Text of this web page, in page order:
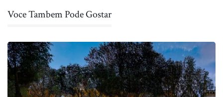
Voce Tambem Pode Gostar